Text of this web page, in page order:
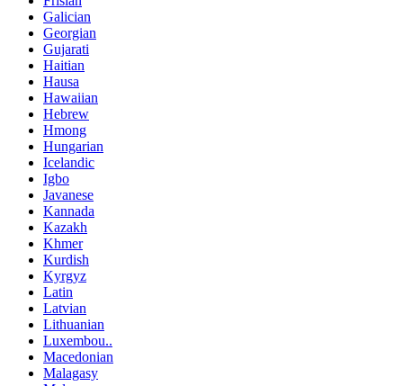
Galician
Georgian
Gujarati
Haitian
Hausa
Hawaiian
Hebrew
Hmong
Hungarian
Icelandic
Igbo
Javanese
Kannada
Kazakh
Khmer
Kurdish
Kyrgyz
Latin
Latvian
Lithuanian
Luxembou..
Macedonian
Malagasy